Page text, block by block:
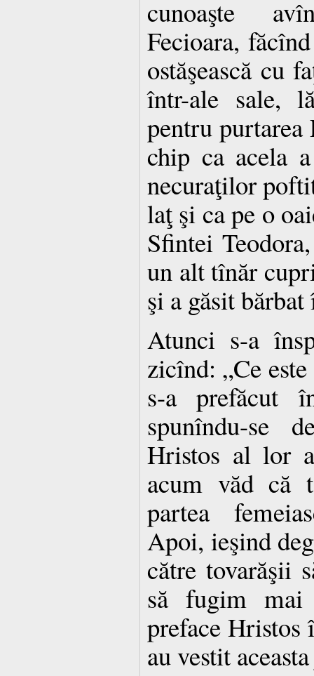
cunoaşte
Fecioara,
ostăşească cu
într-ale sale,
pentru
chip ca acela
necuraţilor
laţ şi ca pe o
Sfintei
un alt tînăr
şi a găsit
Atunci s-a
zicînd: „Ce
s-a prefăcut
spunîndu-se
Hristos al lor
acum văd că
partea
Apoi, ieşind
către tovarăşii
să fugim
preface Hristos
au vestit